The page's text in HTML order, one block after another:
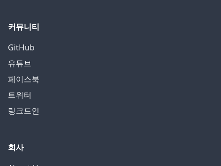
커뮤니티
GitHub
유튜브
페이스북
트위터
링크드인
회사